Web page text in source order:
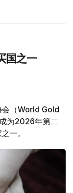
国之一
会（World Gold
为2026年第二
一。